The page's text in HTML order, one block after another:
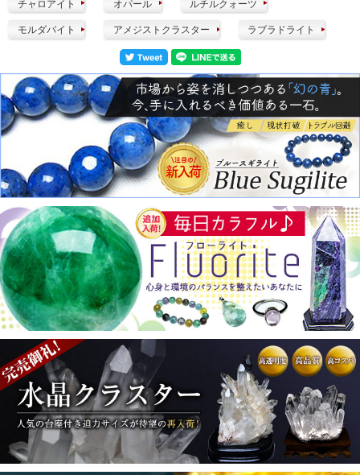
チャロアイト オパール ルチルクォーツ
モルダバイト アメジストクラスター ラブラドライト